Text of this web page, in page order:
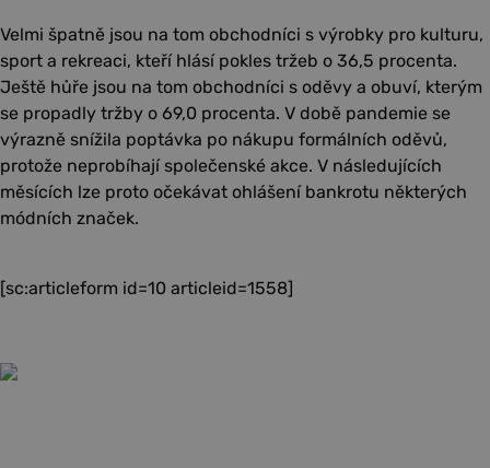
Velmi špatně jsou na tom obchodníci s výrobky pro kulturu,
sport a rekreaci, kteří hlásí pokles tržeb o 36,5 procenta.
Ještě hůře jsou na tom obchodníci s oděvy a obuví, kterým
se propadly tržby o 69,0 procenta. V době pandemie se
výrazně snížila poptávka po nákupu formálních oděvů,
protože neprobíhají společenské akce. V následujících
měsících lze proto očekávat ohlášení bankrotu některých
módních značek.
[sc:articleform id=10 articleid=1558]